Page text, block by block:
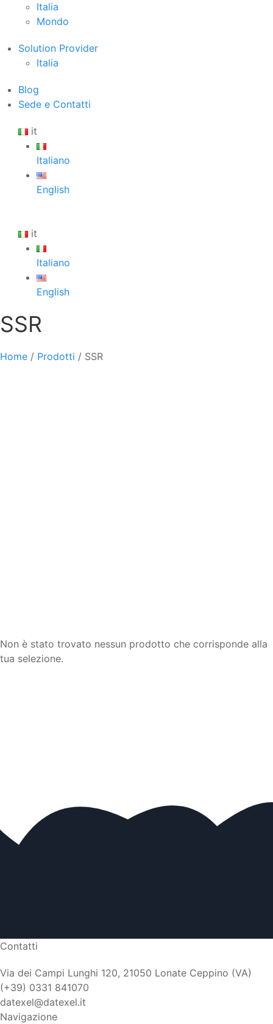
Italia
Mondo
Solution Provider
Italia
Blog
Sede e Contatti
it
Italiano
English
it
Italiano
English
SSR
Home / Prodotti / SSR
Non è stato trovato nessun prodotto che corrisponde alla
tua selezione.
Contatti
Via dei Campi Lunghi 120, 21050 Lonate Ceppino (VA)
(+39) 0331 841070
datexel@datexel.it
Navigazione